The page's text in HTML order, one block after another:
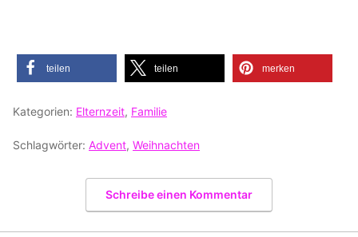
teilen teilen merken
Kategorien: Elternzeit, Familie
Schlagwörter: Advent, Weihnachten
Schreibe einen Kommentar